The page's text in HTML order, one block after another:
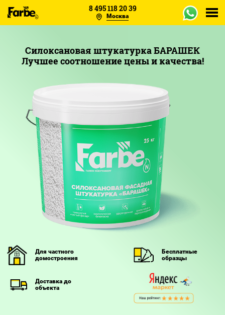
Москва
8 495 118 20 39
Объекты
Образцы
Отзывы
О заводе
Оплата
Сертификаты
Доставка
Контакты
Силоксановая штукатурка БАРАШЕК
Лучшее соотношение цены и качества!
Для частного
домостроения
Доставка до
объекта
Бесплатные
образцы